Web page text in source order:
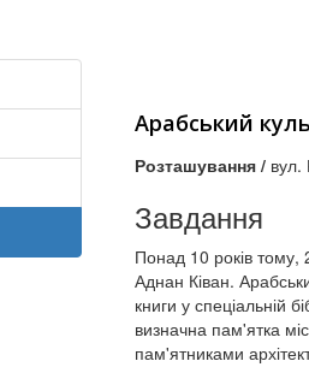
Арабський
Розташування /вул.
Завдання
Понад 10 років тому,
Аднан Ківан.
книги у спеціальній
визначна пам'ятка
пам'ятниками